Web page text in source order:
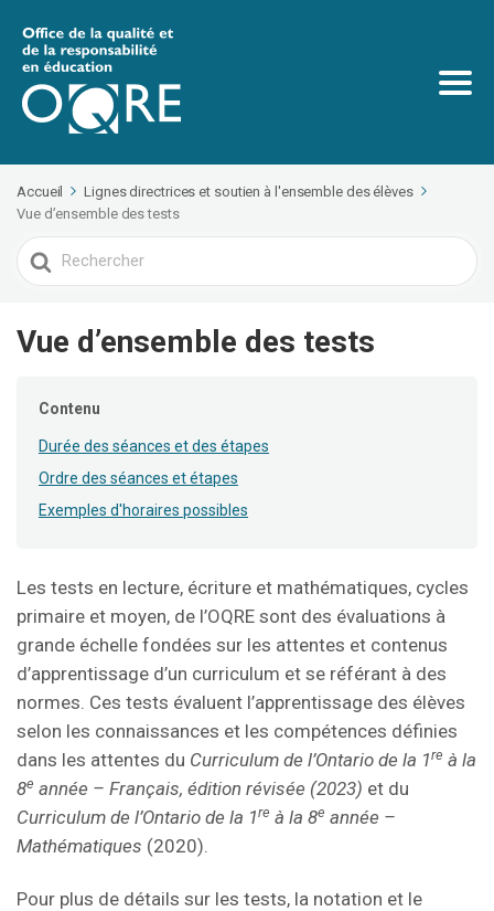
Accueil
Lignes directrices et soutien à l'ensemble des élèves
Vue d’ensemble des tests
Search
For
Vue d’ensemble des tests
Contenu
Durée des séances et des étapes
Ordre des séances et étapes
Exemples d'horaires possibles
Les tests en lecture, écriture et mathématiques, cycles
primaire et moyen, de l’OQRE sont des évaluations à
grande échelle fondées sur les attentes et contenus
d’apprentissage d’un curriculum et se référant à des
normes. Ces tests évaluent l’apprentissage des élèves
selon les connaissances et les compétences définies
dans les attentes du Curriculum de l’Ontario de la 1re à la
8e année – Français, édition révisée (2023) et du
Curriculum de l’Ontario de la 1re à la 8e année –
Mathématiques (2020).
Pour plus de détails sur les tests, la notation et le